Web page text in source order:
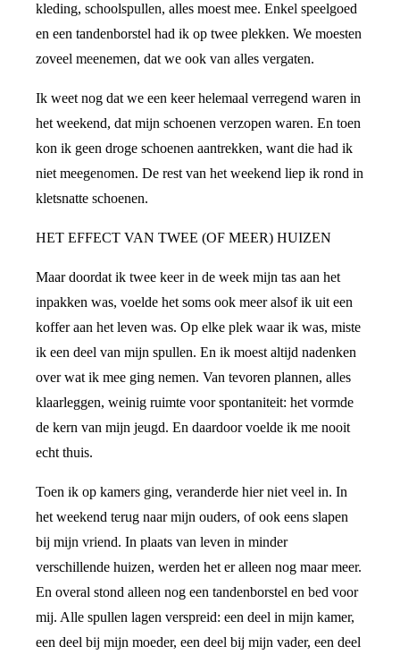
kleding, schoolspullen, alles moest mee. Enkel speelgoed
en een tandenborstel had ik op twee plekken. We moesten
zoveel meenemen, dat we ook van alles vergaten.
Ik weet nog dat we een keer helemaal verregend waren in
het weekend, dat mijn schoenen verzopen waren. En toen
kon ik geen droge schoenen aantrekken, want die had ik
niet meegenomen. De rest van het weekend liep ik rond in
kletsnatte schoenen.
HET EFFECT VAN TWEE (OF MEER) HUIZEN
Maar doordat ik twee keer in de week mijn tas aan het
inpakken was, voelde het soms ook meer alsof ik uit een
koffer aan het leven was. Op elke plek waar ik was, miste
ik een deel van mijn spullen. En ik moest altijd nadenken
over wat ik mee ging nemen. Van tevoren plannen, alles
klaarleggen, weinig ruimte voor spontaniteit: het vormde
de kern van mijn jeugd. En daardoor voelde ik me nooit
echt thuis.
Toen ik op kamers ging, veranderde hier niet veel in. In
het weekend terug naar mijn ouders, of ook eens slapen
bij mijn vriend. In plaats van leven in minder
verschillende huizen, werden het er alleen nog maar meer.
En overal stond alleen nog een tandenborstel en bed voor
mij. Alle spullen lagen verspreid: een deel in mijn kamer,
een deel bij mijn moeder, een deel bij mijn vader, een deel